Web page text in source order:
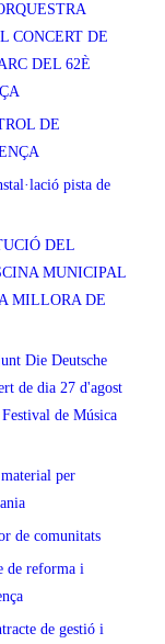
CONCERT DE
DEL 62È
DE
pista de
DEL
MUNICIPAL
MILLORA DE
Die Deutsche
de dia 27 d'agost
de Música
per
de comunitats
de reforma i
de gestió i